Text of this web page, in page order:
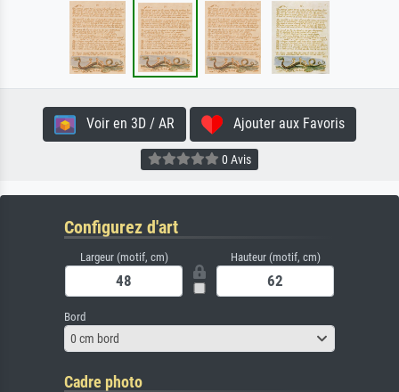
Voir en 3D / AR Ajouter aux Favoris
0 Avis
Configurez d'art
Largeur (motif, cm) Hauteur (motif, cm)
Bord
0 cm bord
Cadre photo